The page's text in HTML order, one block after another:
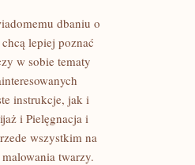
dbaniu o
lepiej poznać
w sobie tematy
instrukcje, jak i
i Pielęgnacja i
wszystkim na
twarzy.